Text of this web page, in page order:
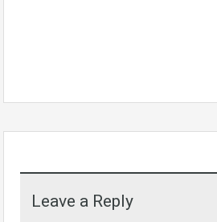
Leave a Reply